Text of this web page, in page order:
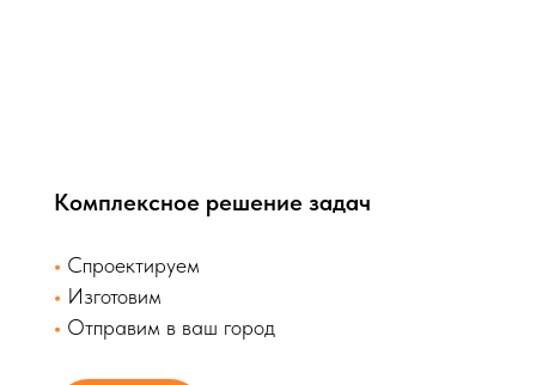
Комплексное решение задач
• Спроектируем
• Изготовим
• Отправим в ваш город